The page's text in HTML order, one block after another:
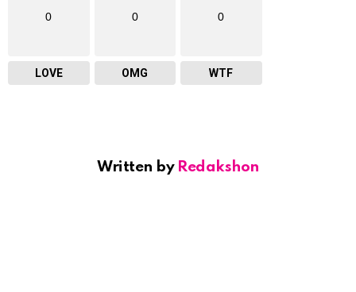
0
LOVE
0
OMG
0
WTF
Written by Redakshon